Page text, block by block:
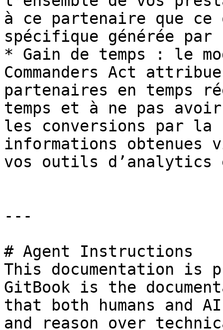
à ce partenaire que ce
spécifique générée
* Gain de temps : le
Commanders Act
partenaires en temps
temps et à ne pas
les conversions par
informations obtenues
vos outils d’analytics
---
# Agent Instructions
This documentation is
GitBook is the
that both humans and
and reason over